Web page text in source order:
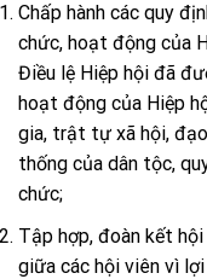
Chấp hành các quy
chức, hoạt động của
Điều lệ Hiệp hội đã
hoạt động của Hiệp
gia, trật tự xã hội,
thống của dân tộc,
chức;
Tập hợp, đoàn kết
giữa các hội viên vì